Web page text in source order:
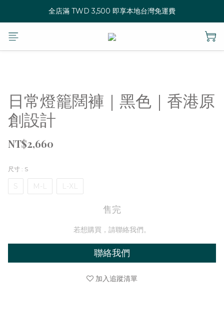
全店滿 TWD 3,500 即享本地台灣免運費
日常燈籠闊褲｜黑色｜香港原
創設計
NT$2,660
尺寸 : S
S M-L L-XL
售完
若想購買，請聯絡我們。
聯絡我們
加入追蹤清單